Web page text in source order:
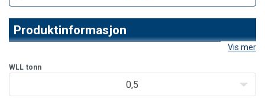
Produktinformasjon
i høyden brukes personkurver
Våre personkurver er produsert for opphenging i krankrok.
Vis mer
WLL tonn
0,5